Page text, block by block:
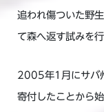
追われ傷ついた野
て森へ返す試みを行
2005年1月にサバ
寄付したことから